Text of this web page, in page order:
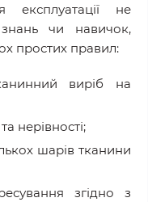
не
чи навичок,
простих правил:
виріб на
нерівності;
шарів тканини
згідно з